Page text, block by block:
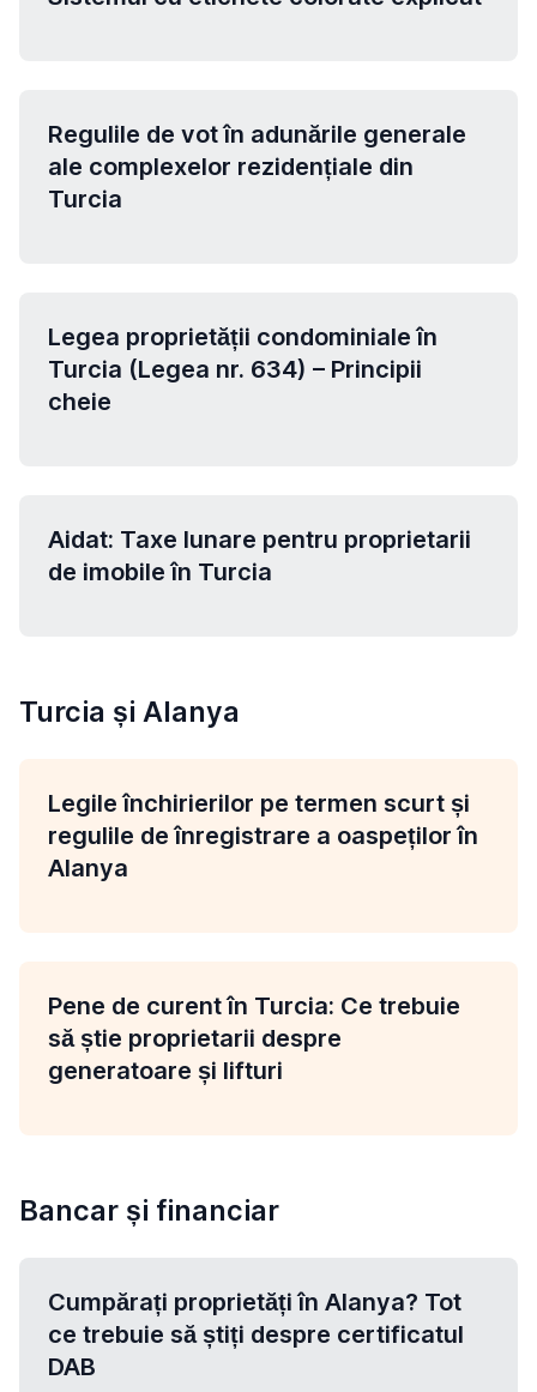
Regulile de vot în adunările generale
ale complexelor rezidențiale din
Turcia
Legea proprietății condominiale în
Turcia (Legea nr. 634) – Principii
cheie
Aidat: Taxe lunare pentru proprietarii
de imobile în Turcia
Turcia și Alanya
Legile închirierilor pe termen scurt și
regulile de înregistrare a oaspeților în
Alanya
Pene de curent în Turcia: Ce trebuie
să știe proprietarii despre
generatoare și lifturi
Bancar și financiar
Cumpărați proprietăți în Alanya? Tot
ce trebuie să știți despre certificatul
DAB